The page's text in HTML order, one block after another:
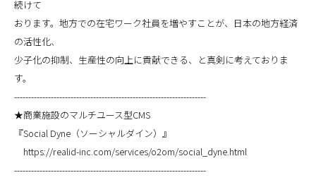
続けて
おります。地方での在宅ワーク社員を増やすことが、日本の地方経済
の活性化、
少子化の抑制、生産性の向上に貢献できる、と真剣に考えておりま
す。
--------------------------------------------------------------------
★商業施設のマルチユース型CMS
『Social Dyne（ソーシャルダイン）』
https://realid-inc.com/services/o2om/social_dyne.html
--------------------------------------------------------------------